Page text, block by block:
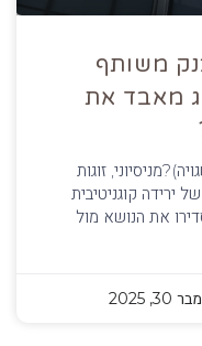
משותף
מאבד את
זוגות
ירידה קוגניטיבית
את הנושא מול
2025